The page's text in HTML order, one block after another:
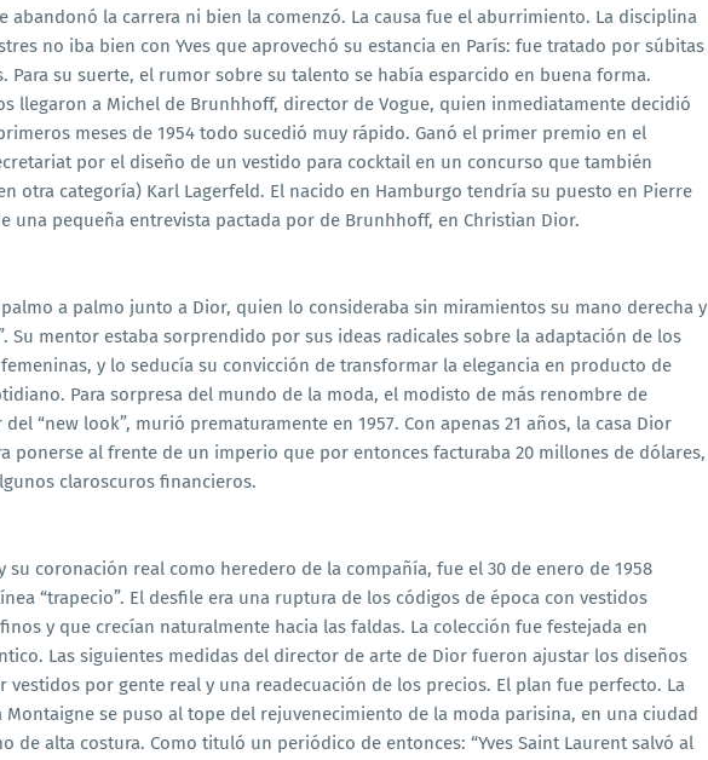
abandonó la carrera ni bien la comenzó. La causa fue el aburrimiento. La disciplina
no iba bien con Yves que aprovechó su estancia en París: fue tratado por súbitas
Para su suerte, el rumor sobre su talento se había esparcido en buena forma.
llegaron a Michel de Brunhhoff, director de Vogue, quien inmediatamente decidió
meses de 1954 todo sucedió muy rápido. Ganó el primer premio en el
por el diseño de un vestido para cocktail en un concurso que también
otra categoría) Karl Lagerfeld. El nacido en Hamburgo tendría su puesto en Pierre
una pequeña entrevista pactada por de Brunhhoff, en Christian Dior.
a palmo junto a Dior, quien lo consideraba sin miramientos su mano derecha y
Su mentor estaba sorprendido por sus ideas radicales sobre la adaptación de los
y lo seducía su convicción de transformar la elegancia en producto de
Para sorpresa del mundo de la moda, el modisto de más renombre de
“new look”, murió prematuramente en 1957. Con apenas 21 años, la casa Dior
ponerse al frente de un imperio que por entonces facturaba 20 millones de dólares,
claroscuros financieros.
su coronación real como heredero de la compañía, fue el 30 de enero de 1958
“trapecio”. El desfile era una ruptura de los códigos de época con vestidos
y que crecían naturalmente hacia las faldas. La colección fue festejada en
Las siguientes medidas del director de arte de Dior fueron ajustar los diseños
vestidos por gente real y una readecuación de los precios. El plan fue perfecto. La
Montaigne se puso al tope del rejuvenecimiento de la moda parisina, en una ciudad
de alta costura. Como tituló un periódico de entonces: “Yves Saint Laurent salvó al